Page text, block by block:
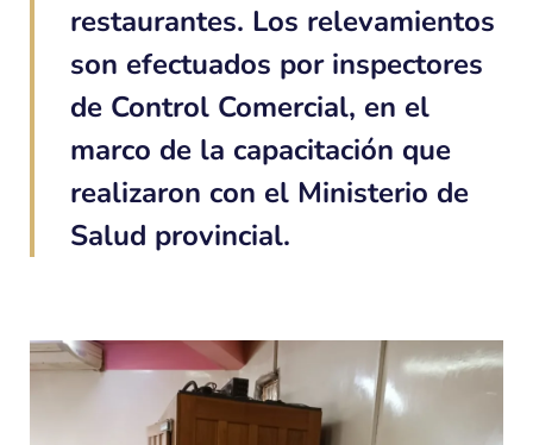
restaurantes. Los relevamientos
son efectuados por inspectores
de Control Comercial, en el
marco de la capacitación que
realizaron con el Ministerio de
Salud provincial.